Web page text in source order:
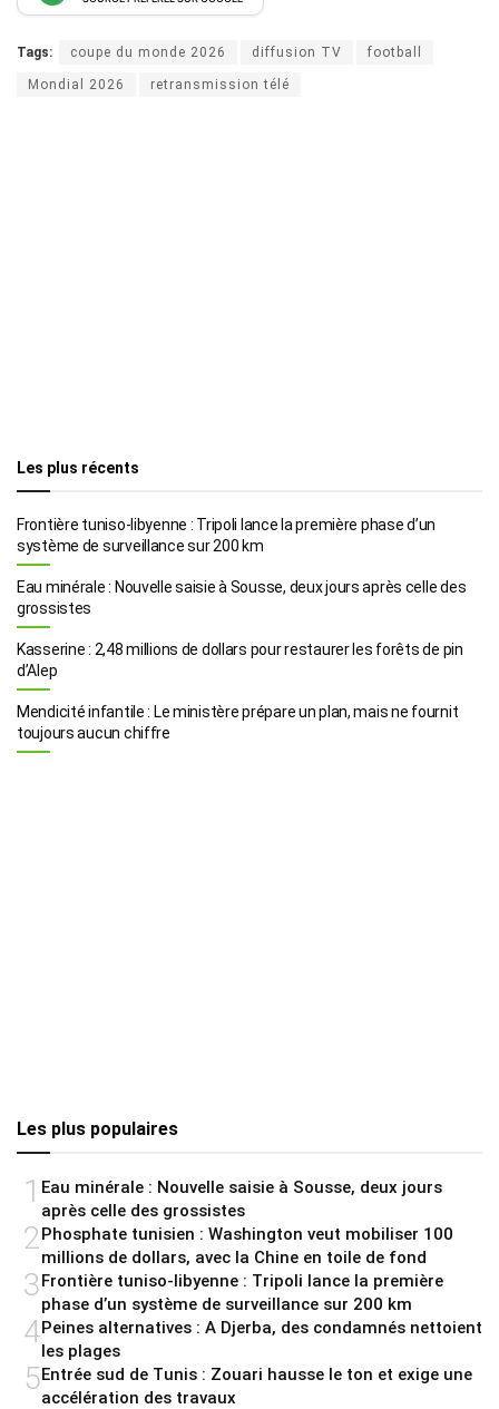
Tags: coupe du monde 2026 diffusion TV football
Mondial 2026 retransmission télé
Les plus récents
Frontière tuniso-libyenne : Tripoli lance la première phase d’un
système de surveillance sur 200 km
Eau minérale : Nouvelle saisie à Sousse, deux jours après celle des
grossistes
Kasserine : 2,48 millions de dollars pour restaurer les forêts de pin
d’Alep
Mendicité infantile : Le ministère prépare un plan, mais ne fournit
toujours aucun chiffre
Les plus populaires
1 Eau minérale : Nouvelle saisie à Sousse, deux jours
après celle des grossistes
2Phosphate tunisien : Washington veut mobiliser 100
millions de dollars, avec la Chine en toile de fond
3Frontière tuniso-libyenne : Tripoli lance la première
phase d’un système de surveillance sur 200 km
4Peines alternatives : A Djerba, des condamnés nettoient
les plages
5Entrée sud de Tunis : Zouari hausse le ton et exige une
accélération des travaux